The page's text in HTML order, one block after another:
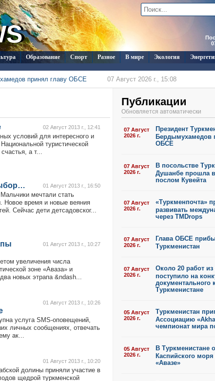
Образование Спорт Разное В мире Экология
принял главу ОБСЕ
07 Август 2026 г., 15:08
встреча с новым послом Кувейта
07 Август 2026 г., 15:06
шопинг через TMDrops
07 Август 2026 г., 15:05
документального кино в Туркменистане
07 Август 2026 г., 15:01
Téké France» на чемпионат мира
05 Август 2026 г., 11:45
02 Август 2013 г., 12:41
условий для интересного и
туристической
а т...
01 Август 2013 г., 16:50
мечтали стать
Новое время и новые веяния
Сейчас дети детсадовског...
01 Август 2013 г., 10:27
увеличения числа
зоне «Аваза» и
новых этрапа &ndash...
01 Август 2013 г., 10:26
услуга SMS-оповещений,
личных сообщениях, отвечать
ак...
01 Август 2013 г., 10:20
долины приняли участие в
щедрой туркменской
Публикации
Обновляется автоматически
07 Август
2026 г.
Президент
Бердымухамедов
ОБСЕ
07 Август
2026 г.
В посольстве
Душанбе прошла
послом Кувейта
07 Август
2026 г.
«Туркменпочта»
развивать
через TMDrops
07 Август
2026 г.
Глава ОБСЕ
Туркменистан
07 Август
2026 г.
Около 20 работ
поступило на
документального
Туркменистане
05 Август
2026 г.
Туркменистан
Ассоциацию
чемпионат мира
05 Август
2026 г.
В Туркменистане
Каспийского
«Авазе»